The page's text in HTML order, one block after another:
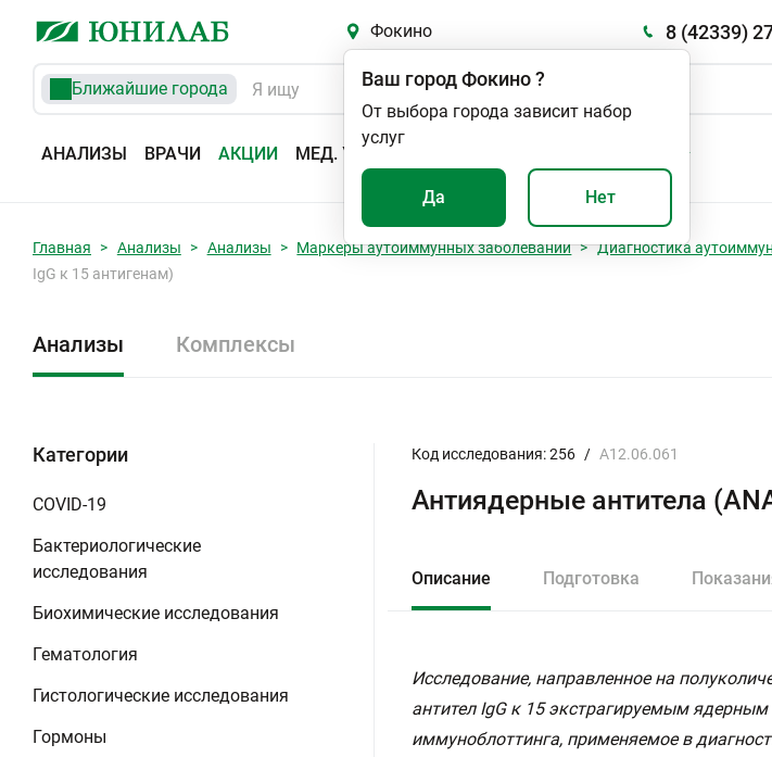
Фокино 8 (42339)
Ближайшие города
АНАЛИЗЫ ВРАЧИ АКЦИИ МЕД. УСЛУГИ
Ваш городФокино?
От выбора города зависит набор
услуг
Да Нет
Главная Анализы Анализы Маркеры аутоиммунных заболеваний Диагностика
IgG к 15 антигенам)
Анализы Комплексы
Категории
COVID-19
Бактериологические
исследования
Биохимические исследования
Гематология
Гистологические исследования
Гормоны
Код исследования: 256 / A12.06.061
Антиядерные антитела
Описание Подготовка
Исследование, направленное на
антител IgG к 15 экстрагируемым
иммуноблоттинга, применяемое в